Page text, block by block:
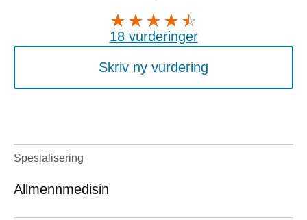
18 vurderinger
Skriv ny vurdering
Spesialisering
Allmennmedisin